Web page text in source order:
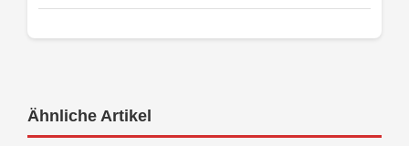
Ähnliche Artikel